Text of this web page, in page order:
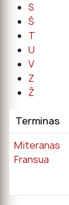
S
Š
T
U
V
Z
Ž
Terminas
Miteranas
Fransua